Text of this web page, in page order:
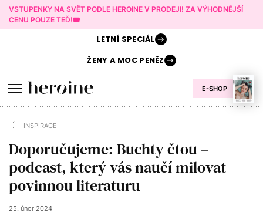
VSTUPENKY NA SVĚT PODLE HEROINE V PRODEJI! ZA VÝHODNĚJŠÍ
CENU POUZE TEĎ!🎟️
E-SHOP
LETNÍ SPECIÁL
ŽENY AMOC PENĚZ
INSPIRACE
Doporučujeme: Buchty čtou –
podcast, který vás naučí milovat
povinnou literaturu
25. únor 2024